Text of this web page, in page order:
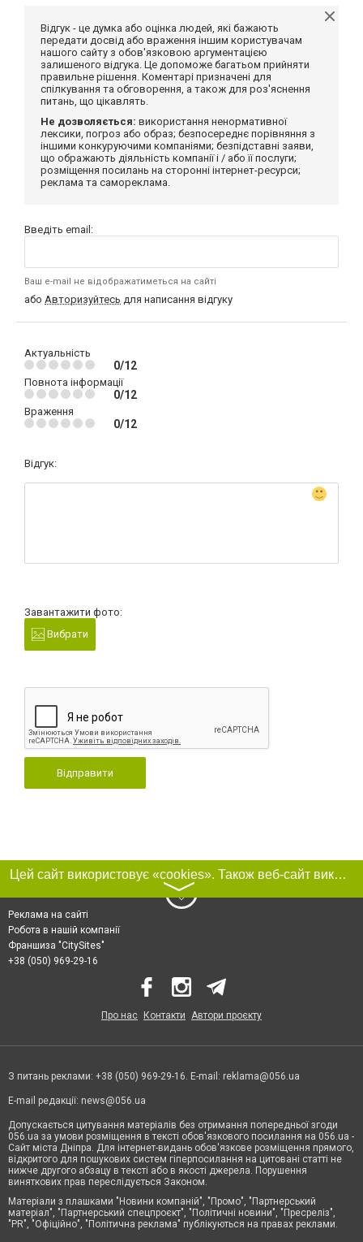
Відгук - це думка або оцінка людей, які бажають
передати досвід або враження іншим користувачам
нашого сайту з обов'язковою аргументацією
залишеного відгука. Це допоможе багатьом прийняти
правильне рішення. Коментарі призначені для
спілкування та обговорення, а також для роз'яснення
питань, що цікавлять.
Не дозволяється: використання ненормативної
лексики, погроз або образ; безпосереднє порівняння з
іншими конкуруючими компаніями; безпідставні заяви,
що ображають діяльність компанії і / або її послуги;
розміщення посилань на сторонні інтернет-ресурси;
реклама та самореклама.
Введіть email:
Ваш e-mail не відображатиметься на сайті
або Авторизуйтесь для написання відгуку
Актуальність
0/12
Повнота інформації
0/12
Враження
0/12
Відгук:
Завантажити фото:
Вибрати
Відправити
Цей сайт використовує «cookies». Також веб-сайт використовує інтернет-сервіс для збору технічних даних стосовно відвідувачів з метою отримання маркетингової та статистичної інформації. Умови обробки даних відвідувачів сайту див.
〉
Реклама на сайті
Робота в нашій компанії
Франшиза "CitySites"
+38 (050) 969-29-16
Про нас Контакти Автори проєкту
З питань реклами: +38 (050) 969-29-16. E-mail: reklama@056.ua
E-mail редакції: news@056.ua
Допускається цитування матеріалів без отримання попередньої згоди
056.ua за умови розміщення в тексті обов'язкового посилання на 056.ua -
Сайт міста Дніпра. Для інтернет-видань обов'язкове розміщення прямого,
відкритого для пошукових систем гіперпосилання на цитовані статті не
нижче другого абзацу в тексті або в якості джерела. Порушення
виняткових прав переслідується Законом.
Матеріали з плашками "Новини компаній", "Промо", "Партнерський
матеріал", "Партнерський спецпроєкт", "Політичні новини", "Пресреліз",
"PR", "Офіційно", "Політична реклама" публікуються на правах реклами.